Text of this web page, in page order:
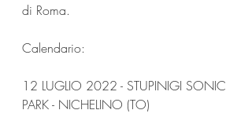
di Roma.
Calendario:
12 LUGLIO 2022 - STUPINIGI SONIC
PARK - NICHELINO (TO)